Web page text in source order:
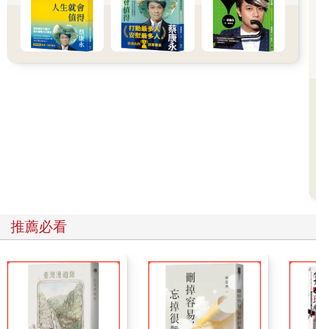
後，再盡情品嚐一頓碳水化合物大餐時，那種滿足感根本無可比
擬！此刻的我終於明白，刻意延遲滿足所體會到的幸福感，完全
是不同層級。
然而，這種巨大的幸福感不會天天降臨，也不可能每天追求或享
當下的滿足。或許有些矛盾，但越是刻意節制，就越得以用最珍
貴的事物填滿生活。能吃卻不吃、能買卻不買、能躺下卻不賴床
──這樣的生活態度，是不是有些帥氣和瀟灑呢？
❤︎給自己的溫暖
♡有沒有哪一首歌，能讓你一秒回到舊時光？
推薦必看